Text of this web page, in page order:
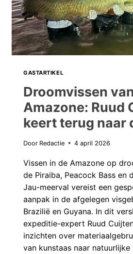
GASTARTIKEL
Droomvissen
Amazone: Ruud
keert terug naar
Door Redactie 4 april 2026
Vissen in de Amazone op
de Piraiba, Peacock Bass en
Jau-meerval vereist een
aanpak in de afgelegen
Brazilië en Guyana. In dit
expeditie-expert Ruud
inzichten over
van kunstaas naar natuurlijke